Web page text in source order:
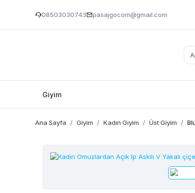
08503030743 pasajgocom@gmail.com
Giyim
Ana Sayfa Giyim Kadın Giyim Üst Giyim